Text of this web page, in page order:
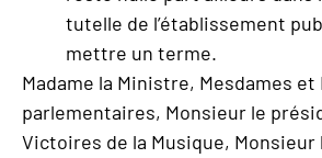
tutelle de l’établissement
mettre un terme.
Madame la Ministre, Mesdames
parlementaires, Monsieur le
Victoires de la Musique,